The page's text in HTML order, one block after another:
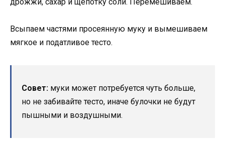
Всыпаем частями просеянную муку и вымешиваем
мягкое и податливое тесто.
Совет: муки может потребуется чуть больше,
но не забивайте тесто, иначе булочки не будут
пышными и воздушными.